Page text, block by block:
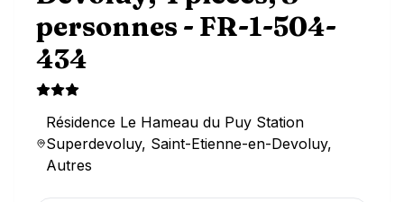
personnes - FR-1-504-
434
Résidence Le Hameau du Puy Station
Superdevoluy, Saint-Etienne-en-Devoluy,
Autres